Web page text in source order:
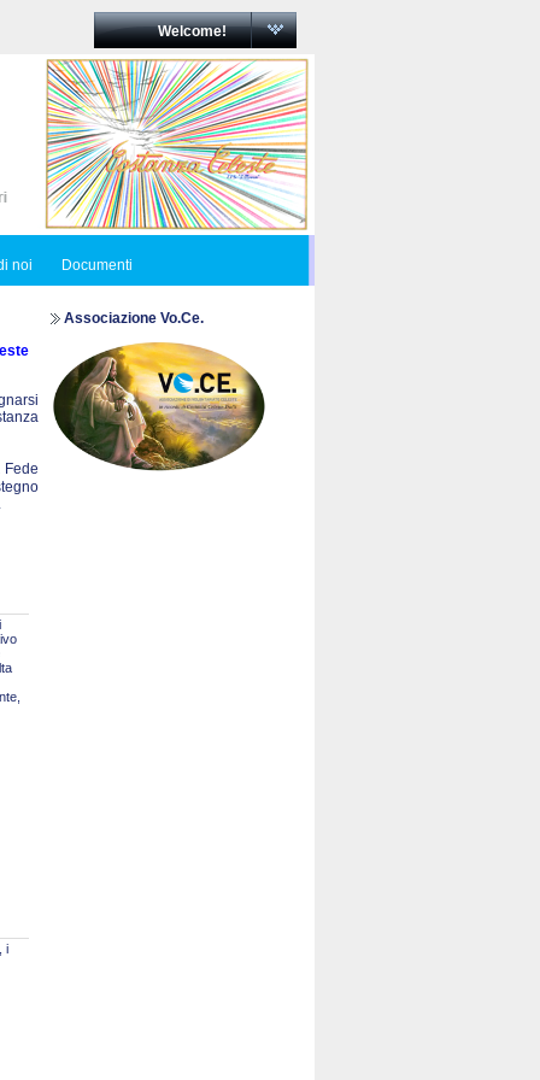
Welcome!
noi Documenti
i
Associazione Vo.Ce.